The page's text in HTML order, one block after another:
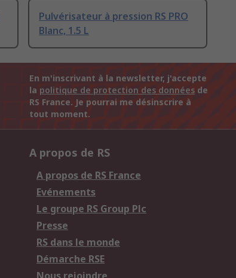
Pulvérisateur à pression RS PRO
Blanc, 1.5 L
En m'inscrivant à la newsletter, j'accepte
la politique de protection des données de
RS France. Je pourrai me désinscrire à
tout moment.
A propos de RS
A propos de RS France
Evénements
Le groupe RS Group Plc
Presse
RS dans le monde
Démarche RSE